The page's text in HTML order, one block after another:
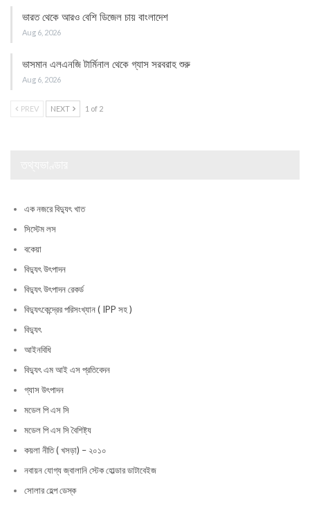
ভারত থেকে আরও বেশি ডিজেল চায় বাংলাদেশ
Aug 6, 2026
ভাসমান এলএনজি টার্মিনাল থেকে গ্যাস সরবরাহ শুরু
Aug 6, 2026
PREV NEXT 1 of 2
এক নজরে বিদ্যুৎ খাত
সিস্টেম লস
বকেয়া
বিদ্যুৎ উৎপাদন
বিদ্যুৎ উৎপাদন রেকর্ড
বিদ্যুৎকেন্দ্রের পরিসংখ্যান ( IPP সহ )
বিদ্যুৎ
আইনবিধি
বিদ্যুৎ এম আই এস প্রতিবেদন
গ্যাস উৎপাদন
মডেল পি এস সি
মডেল পি এস সি বৈশিষ্ট্য
কয়লা নীতি ( খসড়া) – ২০১০
নবায়ন যোগ্য জ্বালানি স্টেক হোল্ডার ডাটাবেইজ
সোলার হেল্প ডেস্ক